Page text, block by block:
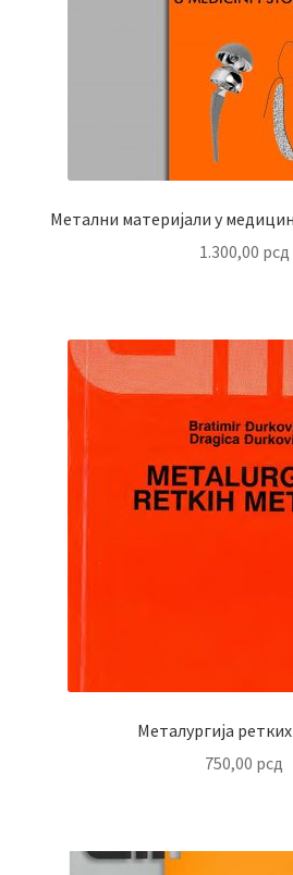
Метални материјали у
1.300,00 рсд
Металургија
750,00 рсд